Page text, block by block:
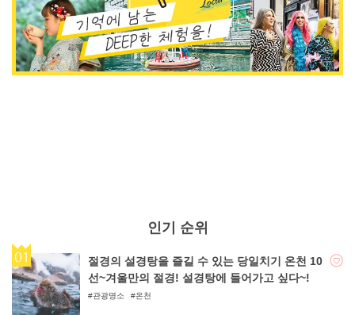
인기 순위
절경의 설경탕을 즐길 수 있는 당일치기 온천 10
선~겨울만의 절경! 설경탕에 들어가고 싶다~!
관광명소 온천